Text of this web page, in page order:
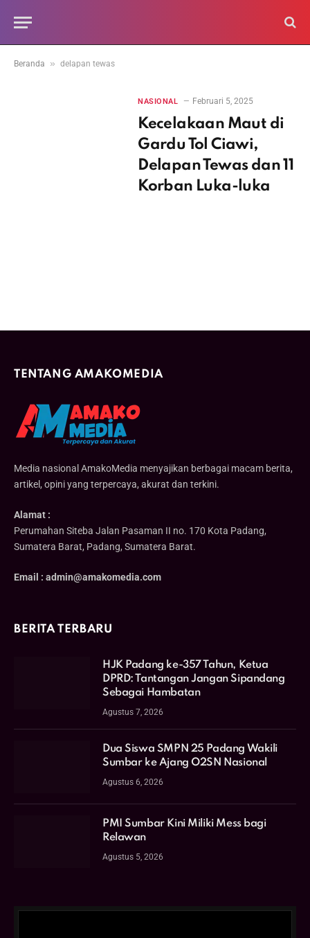
Beranda » delapan tewas
NASIONAL Februari 5, 2025
Kecelakaan Maut di
Gardu Tol Ciawi,
Delapan Tewas dan 11
Korban Luka-luka
TENTANG AMAKOMEDIA
Media nasional AmakoMedia menyajikan berbagai macam berita,
artikel, opini yang terpercaya, akurat dan terkini.
Alamat :
Perumahan Siteba Jalan Pasaman II no. 170 Kota Padang,
Sumatera Barat, Padang, Sumatera Barat.
Email : admin@amakomedia.com
BERITA TERBARU
HJK Padang ke-357 Tahun, Ketua
DPRD: Tantangan Jangan Sipandang
Sebagai Hambatan
Agustus 7, 2026
Dua Siswa SMPN 25 Padang Wakili
Sumbar ke Ajang O2SN Nasional
Agustus 6, 2026
PMI Sumbar Kini Miliki Mess bagi
Relawan
Agustus 5, 2026